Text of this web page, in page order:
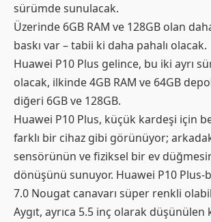
sürümde sunulacak.
Üzerinde 6GB RAM ve 128GB olan
baskı var – tabii ki daha pahalı olacak.
Huawei P10 Plus gelince, bu iki ayrı
olacak, ilkinde 4GB RAM ve 64GB
diğeri 6GB ve 128GB.
Huawei P10 Plus, küçük kardeşi için
farklı bir cihaz gibi görünüyor;
sensörünün ve fiziksel bir ev
dönüşünü sunuyor. Huawei P10 Plus-
7.0 Nougat canavarı süper renkli
Aygıt, ayrıca 5.5 inç olarak düşünülen